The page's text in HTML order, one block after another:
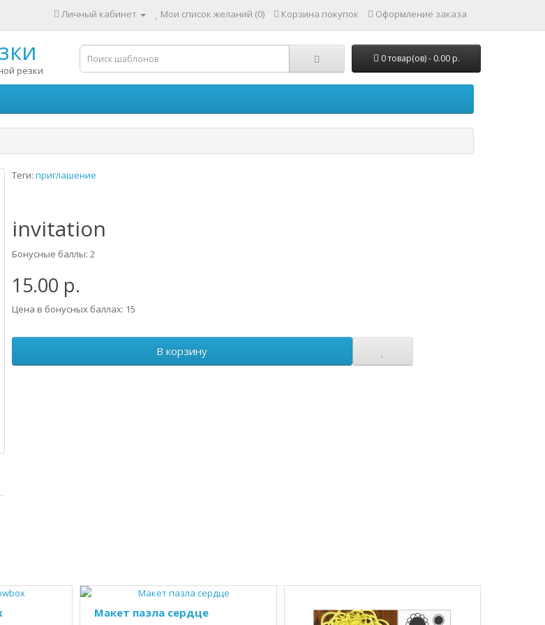
Личный кабинет Мои список желаний (0) Корзина покупок Оформление заказа
резки
0 товар(ов) - 0.00 р.
Теги: приглашение
invitation
Бонусные баллы: 2
15.00 р.
Цена в бонусных баллах: 15
В корзину
Макет пазла сердце